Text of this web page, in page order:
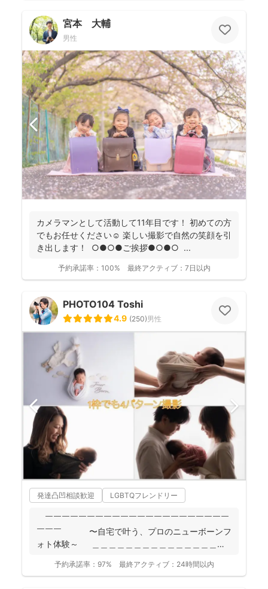
宮本 大輔
男性
カメラマンとして活動して11年目です！ 初めての方
でもお任せください☺️ 楽しい撮影で自然の笑顔を引
き出します！ ○●○●ご挨拶●○●○ ...
予約承諾率： 100% 最終アクティブ： 7日以内
PHOTO104 Toshi
4.9 (250)男性
発達凸凹相談歓迎 LGBTQフレンドリー
￣￣￣￣￣￣￣￣￣￣￣￣￣￣￣￣￣￣￣￣￣￣
￣￣￣ 〜自宅で叶う、プロのニューボーンフ
ォト体験～ ＿＿＿＿＿＿＿＿＿＿＿＿＿＿＿＿
予約承諾率： 97% 最終アクティブ： 24時間以内